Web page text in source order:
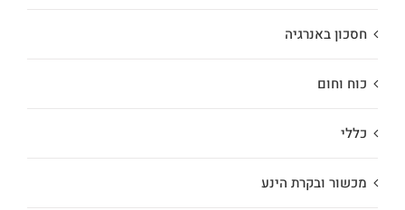
חסכון באנרגיה
כוח וחום
כללי
מכשור ובקרת הינע